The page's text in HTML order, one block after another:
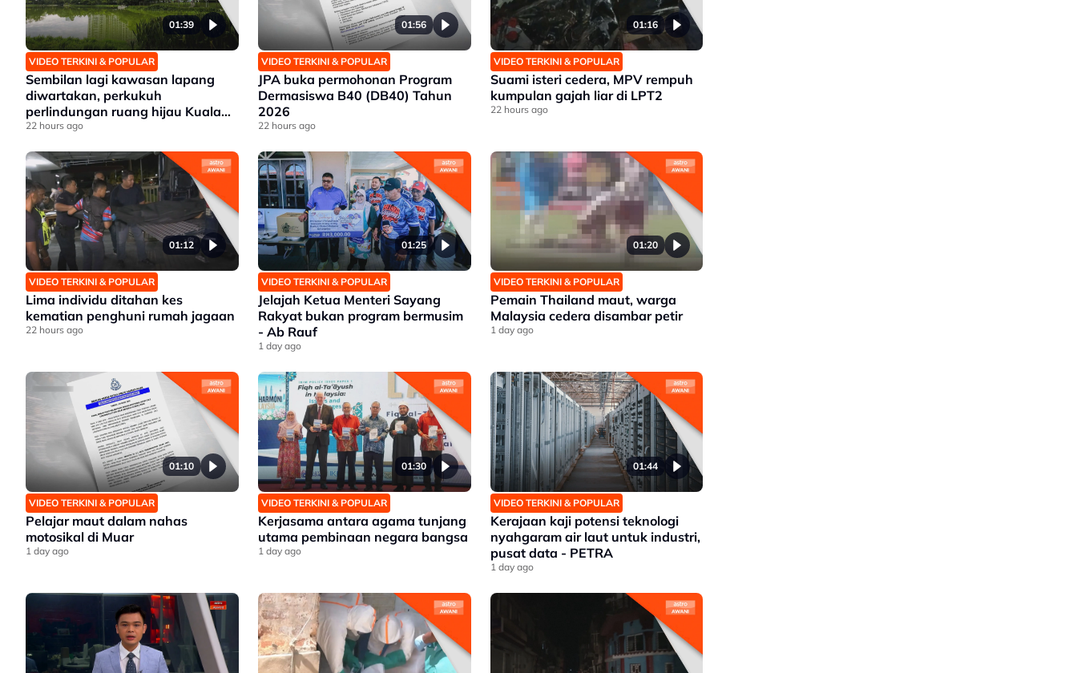
01:39
VIDEO TERKINI & POPULAR
Sembilan lagi kawasan lapang
diwartakan, perkukuh
perlindungan ruang hijau Kuala
Lumpur
22 hours ago
01:56
VIDEO TERKINI & POPULAR
JPA buka permohonan Program
Dermasiswa B40 (DB40) Tahun
2026
22 hours ago
01:16
VIDEO TERKINI & POPULAR
Suami isteri cedera, MPV rempuh
kumpulan gajah liar di LPT2
22 hours ago
01:12
VIDEO TERKINI & POPULAR
Lima individu ditahan kes
kematian penghuni rumah jagaan
22 hours ago
01:25
VIDEO TERKINI & POPULAR
Jelajah Ketua Menteri Sayang
Rakyat bukan program bermusim
- Ab Rauf
1 day ago
01:20
VIDEO TERKINI & POPULAR
Pemain Thailand maut, warga
Malaysia cedera disambar petir
1 day ago
01:10
VIDEO TERKINI & POPULAR
Pelajar maut dalam nahas
motosikal di Muar
1 day ago
01:30
VIDEO TERKINI & POPULAR
Kerjasama antara agama tunjang
utama pembinaan negara bangsa
1 day ago
01:44
VIDEO TERKINI & POPULAR
Kerajaan kaji potensi teknologi
nyahgaram air laut untuk industri,
pusat data - PETRA
1 day ago